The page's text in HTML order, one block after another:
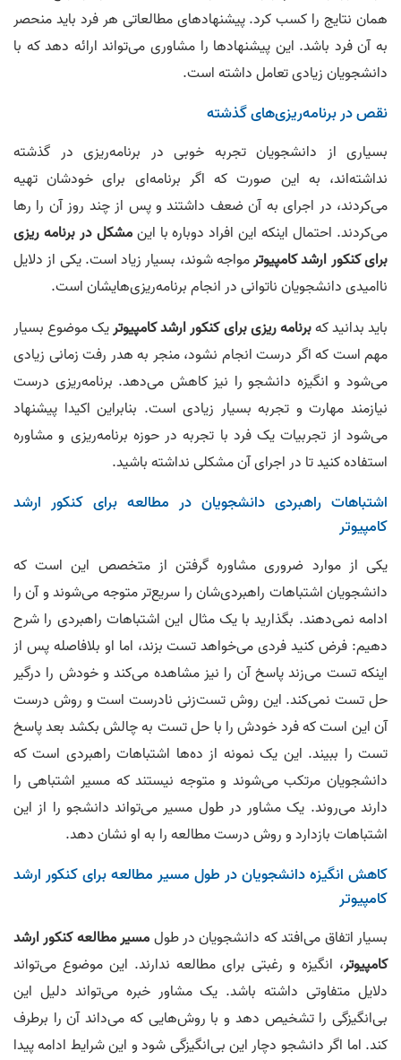
24.
امین خیری رتبه ۲۳ آی تی
00:02:12
00:03:41
26. آرش شیرزادیان رتبه ۲۸ کنکور ارشد آی تی
00:03:00
27. علیرضا یوسفی رتبه ۳۰ آی تی ‌و رتبه ۲۱۲ مهندسی کامپیوتر
00:00:35
28. محمد امین نصرتی رتبه ٣٣ کنکور ارشد کامپیوتر و رتبه ١٣۴ علوم کامپیوتر
00:02:23
29. سید حسین زراعتکار رتبه ٣۴ کنکور ارشد آی‌تی و ٢١٧ مهندسی کامپیوتر
00:00:37
30. سید حسین زراعتکار رتبه ٣۴ کنکور ارشد آی‌تی و ٢١٧ مهندسی کامپیوتر
00:03:52
31. محمد حسین طباطبایی رتبه ٣۶ آی تی و ٢٨٠ مهندسی
00:01:03
32. مرتضی رحلی رتبه ۳۷ کنکور ارشد کامپیوتر
00:00:44
کیانا آدینه رتبه ۴۲ آیتی
00:04:24
34. علی رضوانی راد رتبه ۴٣ آی‌تی و ٢٢١ مهندسی کامپیوتر
00:01:47
35. فاطمه ورمقانی رتبه ۵٠ آی تی و ٢۵٣ مهندسی
00:01:35
36. مینا ذبیحی رتبه ۵٢ کنکور ارشد آی‌ تی و ١۴٧ کنکور ارشد کامپیوتر
00:01:30
37. زهرا ابطحی رتبه ۵٨ مهندسی کامپیوتر
00:02:03
38.
صادق خدری رتبه ۶٠ کنکور ارشد کامپیوتر
00:05:31
39. حسن مسرور رتبه ۶٢ آی‌تی و ١٩٧ کنکور ارشد کامپیوتر
00:05:16
40. فاطمه ابراهیم زاده رتبه ۶٨ مهندسی و رتبه ٢٠ آی‌تی
00:01:35
41. محمد رضا مزروعی رتبه ۶٧ کنکور ارشد کامپیوتر
00:07:18
همان نتایج را کسب کرد. پیشنهاد‌های مطالعاتی هر فرد باید منحصر
به آن فرد باشد. این پیشنهاد‌ها را مشاوری می‌تواند ارائه دهد که با
دانشجویان زیادی تعامل داشته است.
نقص در برنامه‌ریزی‌‌‌های گذشته
بسیاری از دانشجویان تجربه خوبی در برنامه‌ریزی در گذشته
نداشته‌اند، به این صورت که اگر برنامه‌‌ای برای خودشان تهیه
می‌کردند، در اجرای به آن ضعف داشتند و پس از چند روز آن را رها
می‌کردند. احتمال اینکه این افراد دوباره با اینمشکل در برنامه ریزی
برای کنکور ارشد کامپیوترمواجه شوند، بسیار زیاد است. یکی از دلایل
نا‌امیدی دانشجویان ناتوانی در انجام برنامه‌ریزی‌هایشان است.
باید بدانید کهبرنامه ریزی برای کنکور ارشد کامپیوتریک موضوع بسیار
مهم است که اگر درست انجام نشود، منجر به هدر رفت زمانی زیادی
می‌شود و انگیزه دانشجو را نیز کاهش می‌دهد. برنامه‌ریزی درست
نیازمند مهارت و تجربه بسیار زیادی است. بنابراین اکیدا پیشنهاد
می‌شود از تجربیات یک فرد با تجربه در حوزه برنامه‌ریزی و مشاوره
استفاده کنید تا در اجرای آن مشکلی نداشته باشید.
اشتباهات راهبردی دانشجویان در مطالعه برای کنکور ارشد
کامپیوتر
یکی از موارد ضروری مشاوره گرفتن از متخصص این است که
دانشجویان اشتباهات راهبردی‌شان را سریع‌تر متوجه می‌شوند و آن را
ادامه نمی‌دهند. بگذارید با یک مثال این اشتباهات راهبردی را شرح
دهیم: فرض کنید فردی می‌خواهد تست بزند، اما او بلافاصله پس از
اینکه تست می‌زند پاسخ آن را نیز مشاهده می‌کند و خودش را درگیر
حل تست نمی‌کند. این روش تست‌زنی نادرست است و روش درست
آن این است که فرد خودش را با حل تست به چالش بکشد بعد پاسخ
تست را ببیند. این یک نمونه از ده‌ها اشتباهات راهبردی است که
دانشجویان مرتکب می‌شوند و متوجه نیستند که مسیر اشتباهی را
دارند می‌روند. یک مشاور در طول مسیر می‌تواند دانشجو را از این
اشتباهات بازدارد و روش درست مطالعه را به او نشان دهد.
کاهش انگیزه دانشجویان در طول مسیر مطالعه برای کنکور ارشد
کامپیوتر
بسیار اتفاق می‌افتد که دانشجویان در طولمسیر مطالعه کنکور ارشد
کامپیوتر، انگیزه و رغبتی برای مطالعه ندارند. این موضوع می‌تواند
دلایل متفاوتی داشته باشد. یک مشاور خبره می‌تواند دلیل این
بی‌انگیزگی را تشخیص دهد و با روش‌هایی که می‌داند آن را برطرف
کند. اما اگر دانشجو دچار این بی‌انگیزگی شود و این شرایط ادامه پیدا